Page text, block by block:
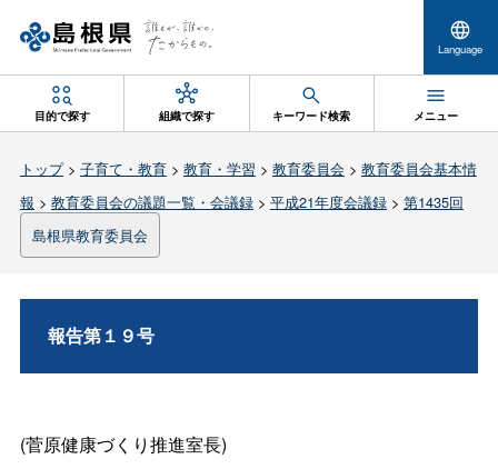
Language
目的で探す 組織で探す キーワード検索 メニュー
トップ> 子育て・教育> 教育・学習 > 教育委員会 > 教育委員会基本情
報 > 教育委員会の議題一覧・会議録> 平成21年度会議録> 第1435回
島根県教育委員会
報告第１９号
(菅原健康づくり推進室長)